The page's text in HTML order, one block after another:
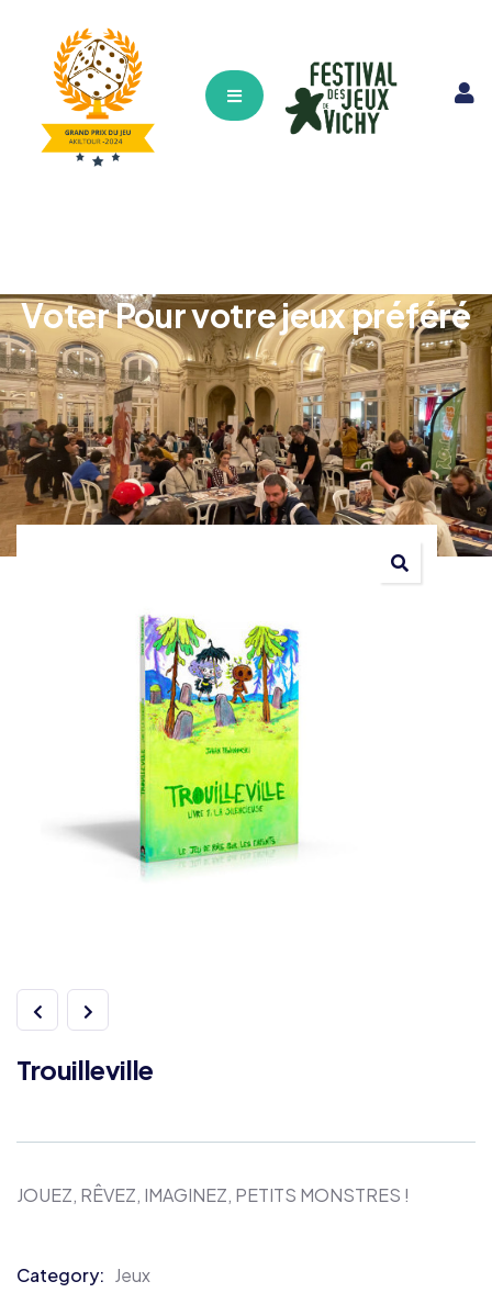
Hamburger Toggle Menu
Voter Pour votre jeux préféré
Trouilleville
JOUEZ, RÊVEZ, IMAGINEZ, PETITS MONSTRES !
Category: Jeux